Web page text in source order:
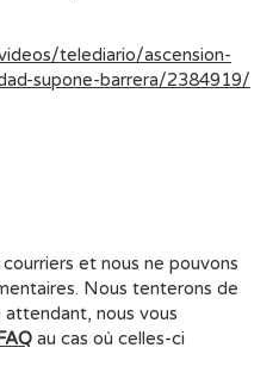
telediario/ascension-
supone-barrera/2384919/
et nous ne pouvons
Nous tenterons de
nous vous
au cas où celles-ci